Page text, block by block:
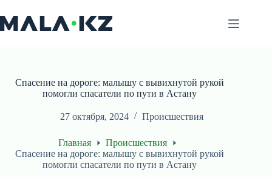
к
сути
Спасение на дороге: малышу с вывихнутой рукой
помогли спасатели по пути в Астану
27 октября, 2024 Происшествия
Главная
Происшествия
Спасение на дороге: малышу с вывихнутой рукой
помогли спасатели по пути в Астану